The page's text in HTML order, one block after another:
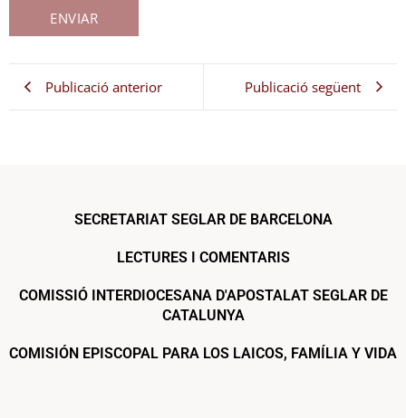
Publicació anterior Publicació següent
SECRETARIAT SEGLAR DE BARCELONA
LECTURES I COMENTARIS
COMISSIÓ INTERDIOCESANA D'APOSTALAT SEGLAR DE
CATALUNYA
COMISIÓN EPISCOPAL PARA LOS LAICOS, FAMÍLIA Y VIDA